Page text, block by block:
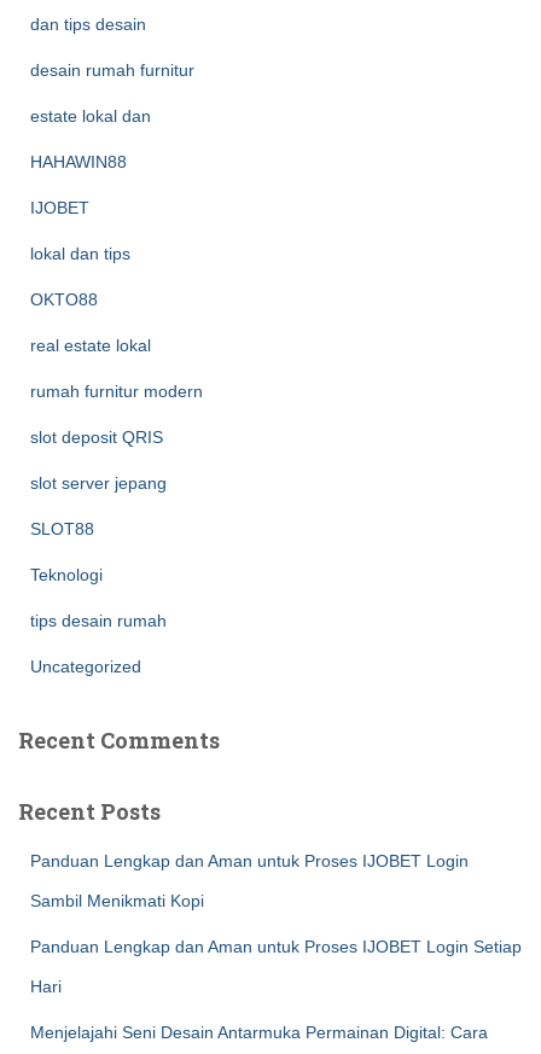
dan tips desain
desain rumah furnitur
estate lokal dan
HAHAWIN88
IJOBET
lokal dan tips
OKTO88
real estate lokal
rumah furnitur modern
slot deposit QRIS
slot server jepang
SLOT88
Teknologi
tips desain rumah
Uncategorized
Recent Comments
Recent Posts
Panduan Lengkap dan Aman untuk Proses IJOBET Login
Sambil Menikmati Kopi
Panduan Lengkap dan Aman untuk Proses IJOBET Login Setiap
Hari
Menjelajahi Seni Desain Antarmuka Permainan Digital: Cara